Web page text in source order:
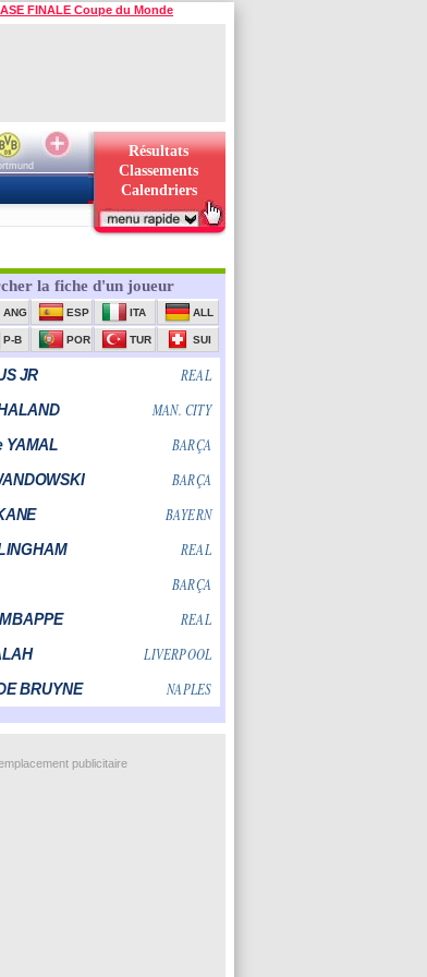
FINALE Coupe du Monde
Résultats
Classements
Calendriers
publicitaire